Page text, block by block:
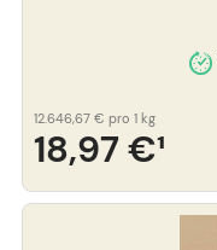
18,97 €¹
12.646,67 € pro 1 kg